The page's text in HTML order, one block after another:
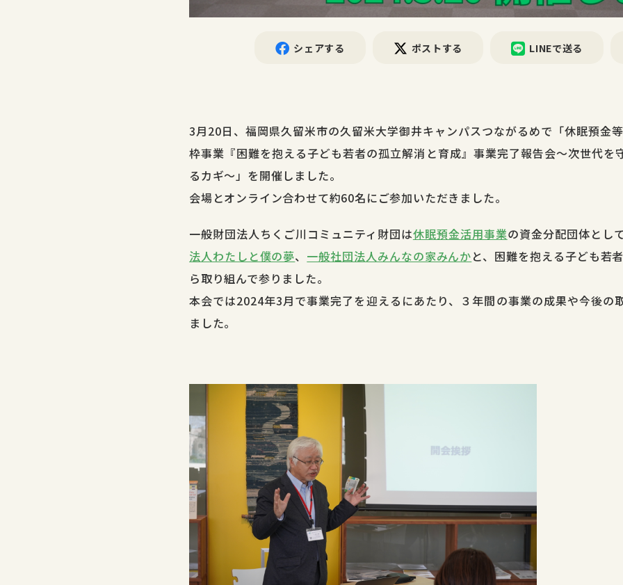
シェアする ポストする LINEで送る
3月20日、福岡県久留米市の久留米大学御井キャンパスつながるめで「休眠預金
枠事業『困難を抱える子ども若者の孤立解消と育成』事業完了報告会〜次世代を
るカギ〜」を開催しました。
会場とオンライン合わせて約60名にご参加いただきました。
一般財団法人ちくご川コミュニティ財団は休眠預金活用事業の資金分配団体とし
法人わたしと僕の夢、 一般社団法人みんなの家みんかと、困難を抱える子ども若
ら取り組んで参りました。
本会では2024年3月で事業完了を迎えるにあたり、３年間の事業の成果や今後の
ました。